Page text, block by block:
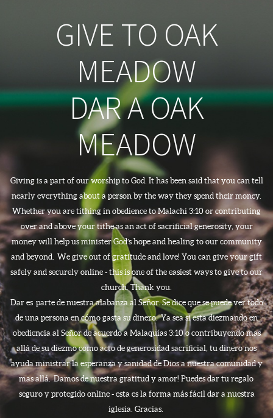
GIVE TO OAK
MEADOW
DAR A OAK
MEADOW
Giving is a part of our worship to God. It has been said that you can tell
nearly everything about a person by the way they spend their money.
Whether you are tithing in obedience to Malachi 3:10 or contributing
over and above your tithe as an act of sacrificial generosity, your
money will help us minister God’s hope and healing to our community
and beyond. We give out of gratitude and love! You can give your gift
safely and securely online - this is one of the easiest ways to give to our
church. Thank you.
Dar es parte de nuestra alabanza al Señor. Se dice que se puede ver todo
de una persona en cómo gasta su dinero. Ya sea si esta diezmando en
obediencia al Señor de acuerdo a Malaquías 3:10 o contribuyendo mas
allá de su diezmo como acto de generosidad sacrificial, tu dinero nos
ayuda ministrar la esperanza y sanidad de Dios a nuestra comunidad y
mas allá. Damos de nuestra gratitud y amor! Puedes dar tu regalo
seguro y protegido online - esta es la forma más fácil dar a nuestra
iglesia. Gracias.